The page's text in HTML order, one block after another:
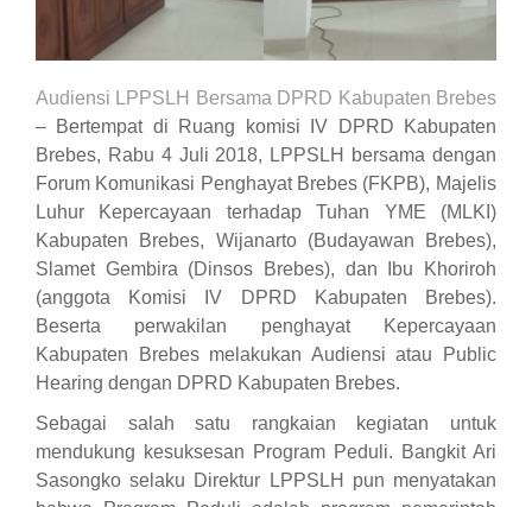
Audiensi LPPSLH Bersama DPRD Kabupaten Brebes
– Bertempat di Ruang komisi IV DPRD Kabupaten
Brebes, Rabu 4 Juli 2018, LPPSLH
bersama dengan
Forum Komunikasi Penghayat Brebes (FKPB), Majelis
Luhur Kepercayaan terhadap Tuhan YME (MLKI)
Kabupaten Brebes, Wijanarto (Budayawan Brebes),
Slamet Gembira (Dinsos Brebes), dan Ibu Khoriroh
(anggota Komisi IV DPRD Kabupaten Brebes).
Beserta perwakilan penghayat Kepercayaan
Kabupaten Brebes melakukan Audiensi atau
Public
Hearing dengan DPRD Kabupaten Brebes.
Sebagai salah satu rangkaian kegiatan untuk
mendukung kesuksesan Program Peduli. BangkitAri
Sasongko selaku Direktur LPPSLH pun menyatakan